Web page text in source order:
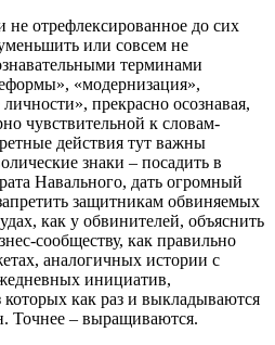
не отрефлексированное до сих
или совсем не
терминами
«модернизация»,
прекрасно осознавая,
чувствительной к словам-
действия тут важны
знаки – посадить в
Навального, дать огромный
защитникам обвиняемых
как у обвинителей, объяснить
сообществу, как правильно
аналогичных истории с
инициатив,
как раз и выкладываются
Точнее – выращиваются.